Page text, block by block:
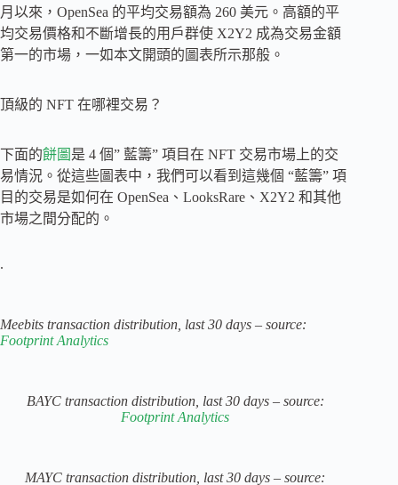
月以來，OpenSea 的平均交易額為 260 美元。高額的平
均交易價格和不斷增長的用戶群使 X2Y2 成為交易金額
第一的市場，一如本文開頭的圖表所示那般。
頂級的 NFT 在哪裡交易？
下面的餅圖 是 4 個” 藍籌” 項目在 NFT 交易市場上的交
易情況。從這些圖表中，我們可以看到這幾個 “藍籌” 項
目的交易是如何在 OpenSea、LooksRare、X2Y2 和其他
市場之間分配的。
.
Meebits transaction distribution, last 30 days – source:
Footprint Analytics
BAYC transaction distribution, last 30 days – source:
Footprint Analytics
MAYC transaction distribution, last 30 days – source: